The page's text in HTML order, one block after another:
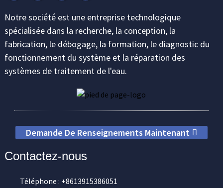
Notre société est une entreprise technologique
spécialisée dans la recherche, la conception, la
fabrication, le débogage, la formation, le diagnostic du
fonctionnement du système et la réparation des
systèmes de traitement de l'eau.
Demande De Renseignements Maintenant
Contactez-nous
Téléphone : +8613915386051